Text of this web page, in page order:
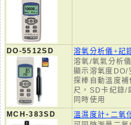
DO-5512SD
溶氧分析儀+記
溶氧/氧氣分析
顯示溶氧度DO/
探棒自動溫度
尺，SD卡紀錄/
同時使用
MCH-383SD
溫濕度計+二氧